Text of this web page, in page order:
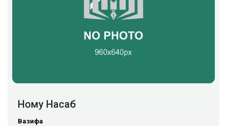
Ному Насаб
Вазифа